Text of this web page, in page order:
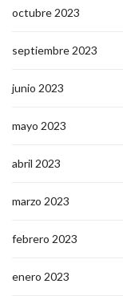
octubre 2023
septiembre 2023
junio 2023
mayo 2023
abril 2023
marzo 2023
febrero 2023
enero 2023